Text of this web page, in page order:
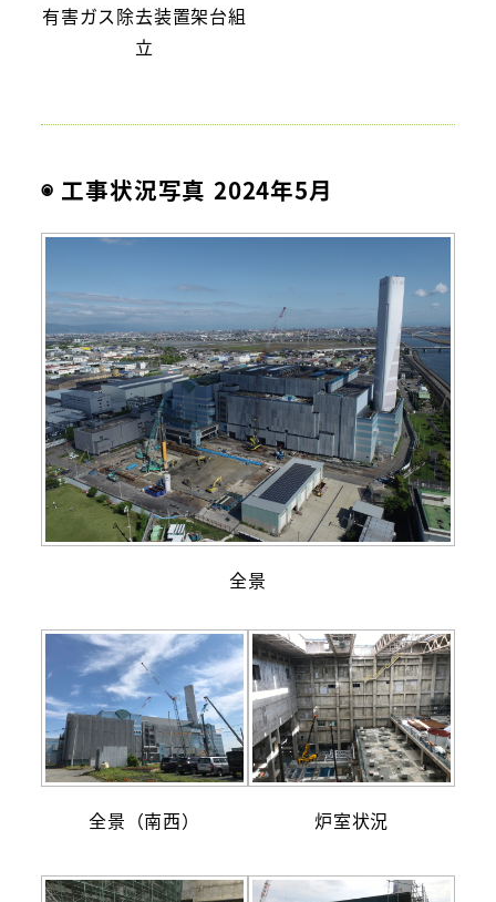
有害ガス除去装置架台組
立
◉ 工事状況写真 2024年5月
全景
全景（南西） 炉室状況